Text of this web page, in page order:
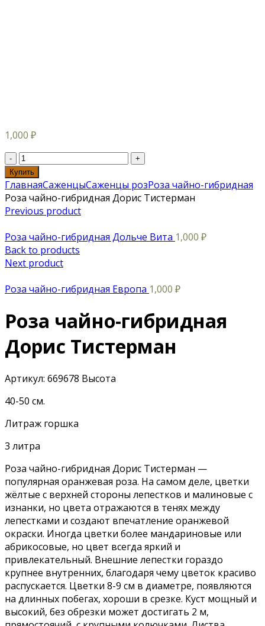
1,000 ₽
Купить
ГлавнаяСаженцыСаженцы розРоза чайно-гибридная
Роза чайно-гибридная Дорис Тистерман
Previous product
Роза чайно-гибридная Дольче Вита 1,000 ₽
Back to products
Next product
Роза чайно-гибридная Европа 1,000 ₽
Роза чайно-гибридная
Дорис Тистерман
Артикул: 669678 Высота
40-50 см.
Литраж горшка
3 литра
Роза чайно-гибридная Дорис Тистерман —
популярная оранжевая роза. На самом деле, цветки
жёлтые с верхней стороны лепестков и малиновые с
изнанки, но цвета отражаются в тенях между
лепестками и создают впечатление оранжевой
окраски. Иногда цветки более мандариновые или
абрикосовые, но цвет всегда яркий и
привлекательный. Внешние лепестки гораздо
крупнее внутренних, благодаря чему цветок красиво
распускается. Цветки 8-9 см в диаметре, появляются
на длинных побегах, хороши в срезке. Куст мощный и
высокий, без обрезки может достигать 2 м,